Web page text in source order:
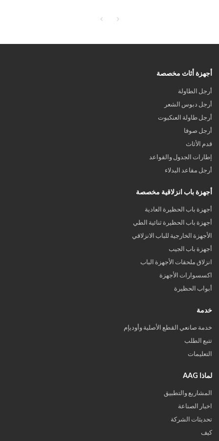
أجهزة أثاث مخصصة
أرجل الطاولة
أرجل دبوس الشعر
أرجل طاولة العنكبوت
أرجل صوفا
قدم الأثاث
إطارات الجدول والقواعد
أرجل مقاعد البدلاء
أجهزة باب انزلاقية مخصصة
أجهزة باب الحظيرة العادية
أجهزة باب الحظيرة ثنائية الطي
الأجهزة الخارجية للباب الانزلاقي
أجهزة باب الجيب
انزلاق ملحقات الأجهزة الباب
اكسسوارات الأجهزة
أبواب الحظيرة
خدمة
خدمة صانعي القطع الأصلية وأوديإم
تتبع الطلب
التعليمات
لماذا AAG
المشاريع والتطبيق
اخبار الصناعة
تحديثات الشركة
كيف